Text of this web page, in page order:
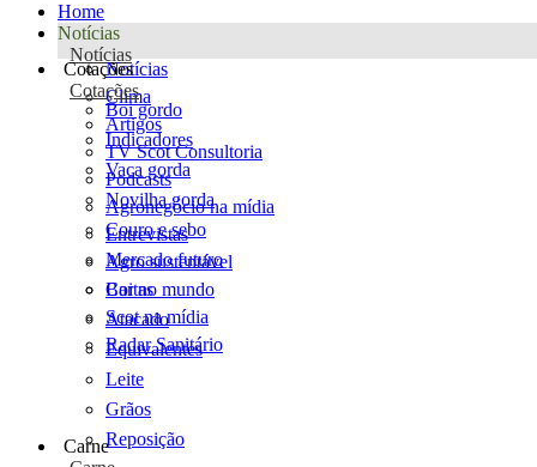
Home
Notícias
Notícias
Notícias
Clima
Artigos
TV Scot Consultoria
Podcasts
Agronegócio na mídia
Entrevistas
Agro sustentável
Cartas
Scot na mídia
Radar Sanitário
Cotações
Cotações
Boi gordo
Indicadores
Vaca gorda
Novilha gorda
Couro e sebo
Mercado futuro
Boi no mundo
Atacado
Equivalentes
Leite
Grãos
Reposição
Carne